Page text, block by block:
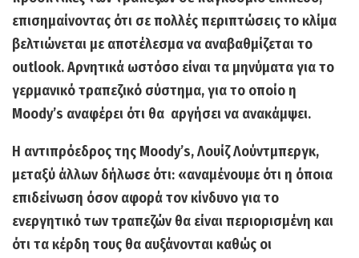
επισημαίνοντας ότι σε πολλές περιπτώσεις το κλίμα
βελτιώνεται με αποτέλεσμα να αναβαθμίζεται το
outlook. Αρνητικά ωστόσο είναι τα μηνύματα για το
γερμανικό τραπεζικό σύστημα, για το οποίο η
Moody’s αναφέρει ότι θα αργήσει να ανακάμψει.
Η αντιπρόεδρος της Moody’s, Λουίζ Λούντμπεργκ,
μεταξύ άλλων δήλωσε ότι: «αναμένουμε ότι η όποια
επιδείνωση όσον αφορά τον κίνδυνο για το
ενεργητικό των τραπεζών θα είναι περιορισμένη και
ότι τα κέρδη τους θα αυξάνονται καθώς οι